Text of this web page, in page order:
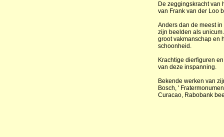
De zeggingskracht van
van Frank van der Loo
Anders dan de meest
zijn beelden als
groot vakmanschap en
schoonheid.
Krachtige dierfiguren
van deze inspanning.
Bekende werken van
Bosch, '
Curacao, Rabobank